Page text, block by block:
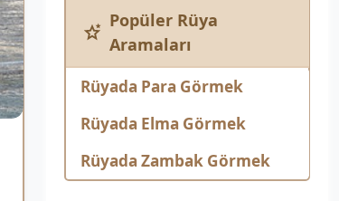
Popüler Rüya
Aramaları
Rüyada Para Görmek
Rüyada Elma Görmek
Rüyada Zambak Görmek